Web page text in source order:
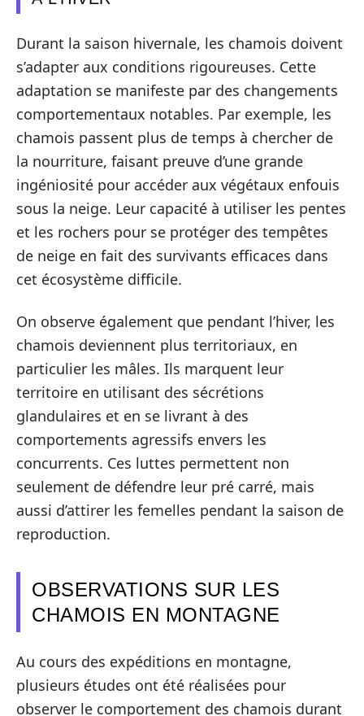
Durant la saison hivernale, les chamois doivent
s’adapter aux conditions rigoureuses. Cette
adaptation se manifeste par des changements
comportementaux notables. Par exemple, les
chamois passent plus de temps à chercher de
la nourriture, faisant preuve d’une grande
ingéniosité pour accéder aux végétaux enfouis
sous la neige. Leur capacité à utiliser les pentes
et les rochers pour se protéger des tempêtes
de neige en fait des survivants efficaces dans
cet écosystème difficile.
On observe également que pendant l’hiver, les
chamois deviennent plus territoriaux, en
particulier les mâles. Ils marquent leur
territoire en utilisant des sécrétions
glandulaires et en se livrant à des
comportements agressifs envers les
concurrents. Ces luttes permettent non
seulement de défendre leur pré carré, mais
aussi d’attirer les femelles pendant la saison de
reproduction.
OBSERVATIONS SUR LES
CHAMOIS EN MONTAGNE
Au cours des expéditions en montagne,
plusieurs études ont été réalisées pour
observer le comportement des chamois durant